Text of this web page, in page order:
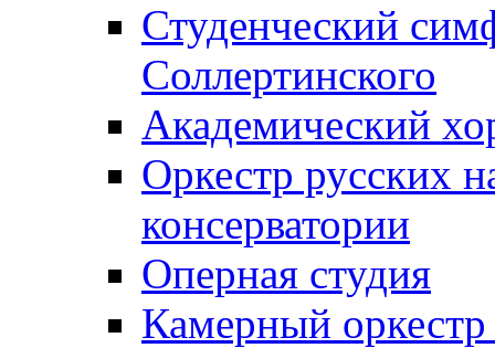
Студенческий
Соллертинского
Академический
Оркестр русских
консерватории
Оперная студия
Камерный оркестр